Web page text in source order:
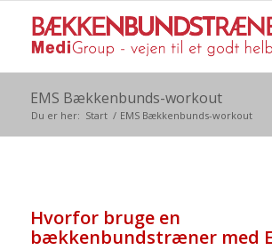
EMS Bækkenbunds-workout
Du er her: Start / EMS Bækkenbunds-workout
Hvorfor bruge en
bækkenbundstræner med